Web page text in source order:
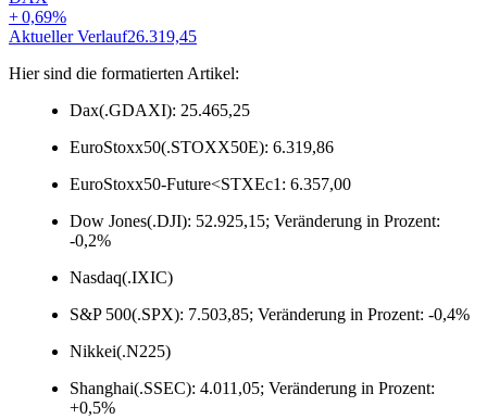
+0,69%
Aktueller Verlauf26.319,45
Hier sind die formatierten Artikel:
Dax(.GDAXI): 25.465,25
EuroStoxx50(.STOXX50E): 6.319,86
EuroStoxx50-Future<STXEc1: 6.357,00
Dow Jones(.DJI): 52.925,15; Veränderung in Prozent:
-0,2%
Nasdaq(.IXIC)
S&P 500(.SPX): 7.503,85; Veränderung in Prozent: -0,4%
Nikkei(.N225)
Shanghai(.SSEC): 4.011,05; Veränderung in Prozent:
+0,5%